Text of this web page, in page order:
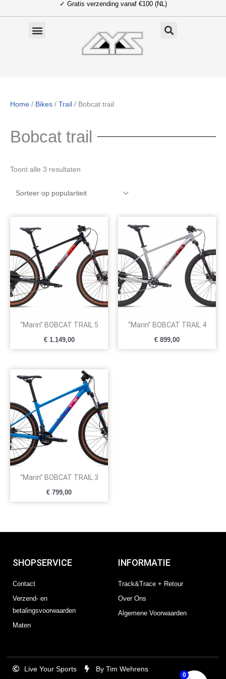
naar
✓ Gratis verzending vanaf €100 (NL)
Home / Bikes / Trail / Bobcat trail
Bobcat trail
Toont alle 3 resultaten
populariteit
“Marin” BOBCAT TRAIL 5
€1.149,00
“Marin” BOBCAT TRAIL 4
€ 899,00
“Marin” BOBCAT TRAIL 3
€ 799,00
SHOPSERVICE
Contact
Verzend- en
betalingsvoorwaarden
Maten
INFORMATIE
Track&Trace + Retour
Over Ons
Algemene Voorwaarden
Live Your Sports By Tim Wehrens
0